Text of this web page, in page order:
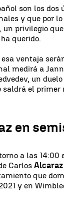
son los dos
y que por
privilegio
querido.
ventaja
medirá a
un
el primer
en
a las
CarlosAlcaraz
que
y en